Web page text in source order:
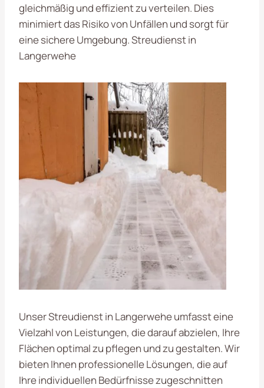
gleichmäßig und effizient zu verteilen. Dies
minimiert das Risiko von Unfällen und sorgt für
eine sichere Umgebung. Streudienst in
Langerwehe
Unser Streudienst in Langerwehe umfasst eine
Vielzahl von Leistungen, die darauf abzielen, Ihre
Flächen optimal zu pflegen und zu gestalten. Wir
bieten Ihnen professionelle Lösungen, die auf
Ihre individuellen Bedürfnisse zugeschnitten